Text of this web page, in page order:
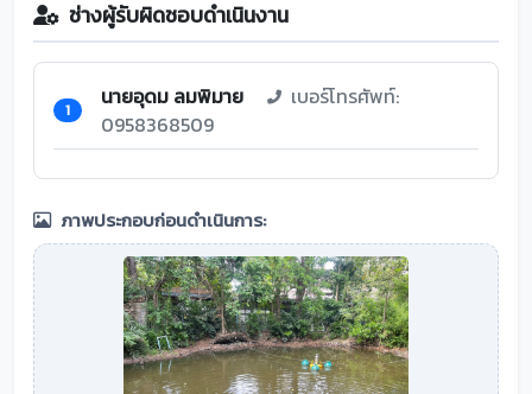
ช่างผู้รับผิดชอบดำเนินงาน
1 นายอุดม ลมพิมาย
เบอร์โทรศัพท์:
0958368509
ภาพประกอบก่อนดำเนินการ: